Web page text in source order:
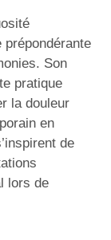
Son
pratique
la douleur
en
de
lors de